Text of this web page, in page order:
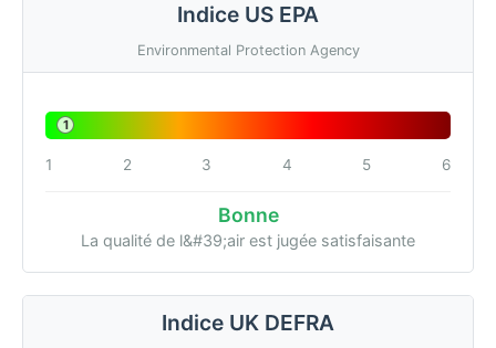
Indice US EPA
Environmental Protection Agency
1
1 2 3 4 5 6
Bonne
La qualité de l&#39;air est jugée satisfaisante
Indice UK DEFRA